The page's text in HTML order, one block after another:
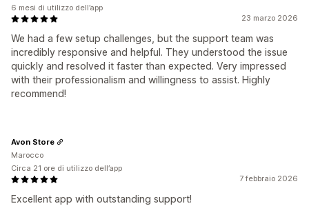
23 marzo 2026
We had a few setup challenges, but the support team was
incredibly responsive and helpful. They understood the issue
quickly and resolved it faster than expected. Very impressed
with their professionalism and willingness to assist. Highly
recommend!
6 mesi di utilizzo dell’app
7 febbraio 2026
Excellent app with outstanding support!
Avon Store
Marocco
Circa 21 ore di utilizzo dell’app